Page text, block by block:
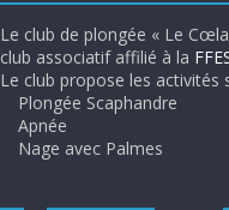
Le club de plongée « Le
club associatif affilié à la
Le club propose les activités
Plongée Scaphandre
Apnée
Nage avec Palmes